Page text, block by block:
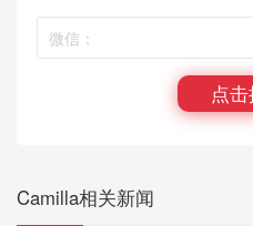
点
Camilla相关新闻